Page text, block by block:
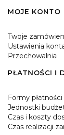
MOJE KONTO
Twoje
Ustawienia
Przechowalnia
PŁATNOŚCI I
Formy płatności
Jednostki
Czas i koszty
Czas realizacji